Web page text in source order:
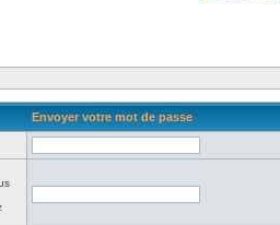
Envoyer votre mot de passe